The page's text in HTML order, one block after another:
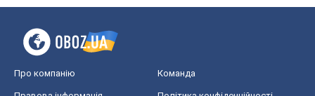
Про компанію Команда